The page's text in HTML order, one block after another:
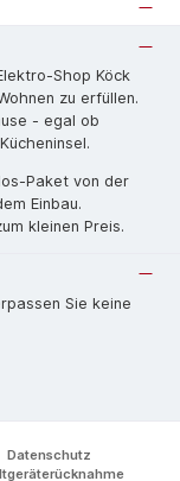
Shop Köck
zu erfüllen.
- egal ob
Pa­ket von der
Einbau.
kleinen Preis.
Sie keine
Datenschutz